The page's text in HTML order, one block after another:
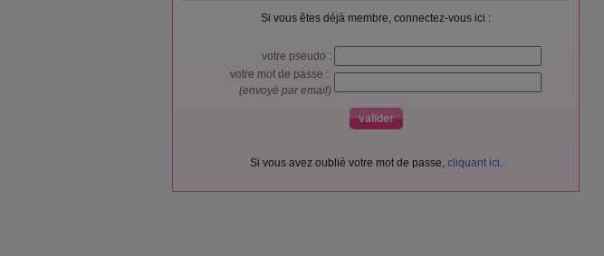
Si vous êtes déjà membre, connectez-vous ici :
votre pseudo :
votre mot de passe :
(envoyé par email)
Si vous avez oublié votre mot de passe, cliquant ici.